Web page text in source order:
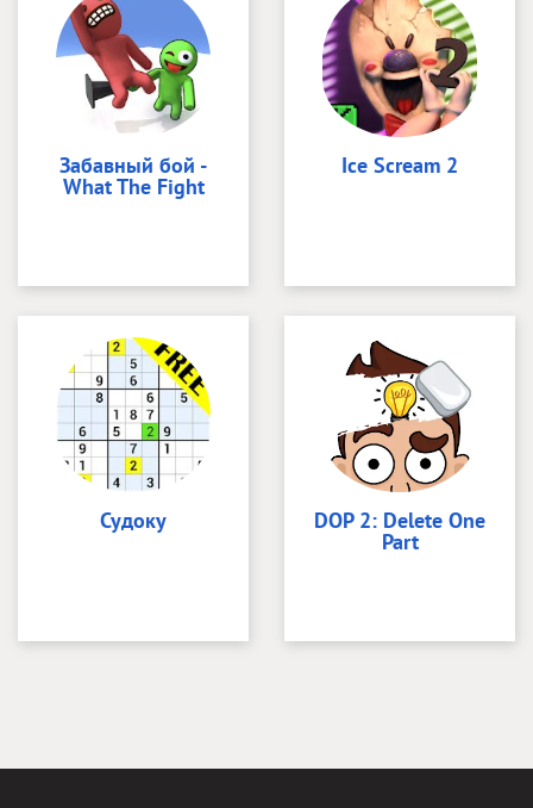
Забавный бой -
What The Fight
Ice Scream 2
Судоку DOP 2: Delete One
Part